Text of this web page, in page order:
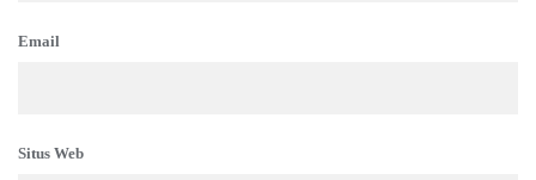
Email
Situs Web